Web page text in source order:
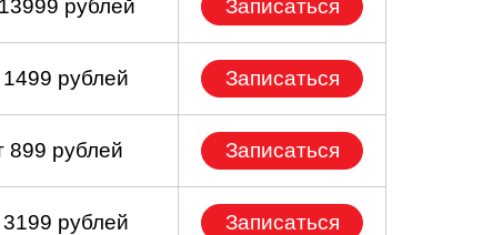
рублей Записаться
1499 рублей Записаться
899 рублей Записаться
3199 рублей Записаться